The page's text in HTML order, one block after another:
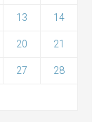
13 14
20 21
27 28